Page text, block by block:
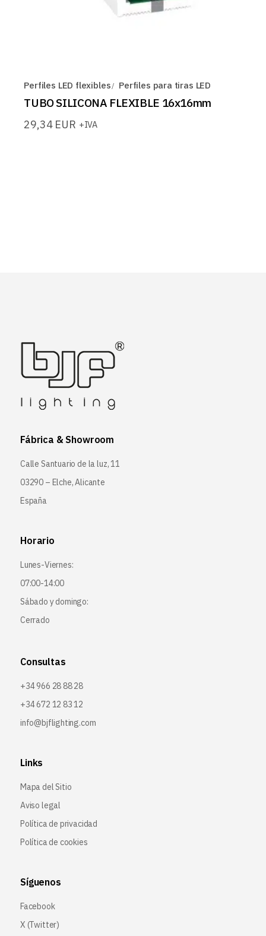
Perfiles LED flexibles Perfiles para tiras LED
TUBO SILICONA FLEXIBLE 16x16mm
29,34 EUR +IVA
Fábrica & Showroom
Calle Santuario de la luz, 11
03290 – Elche, Alicante
España
Horario
Lunes-Viernes:
07:00-14:00
Sábado y domingo:
Cerrado
Consultas
+34 966 28 88 28
+34 672 12 83 12
info@bjflighting.com
Links
Mapa del Sitio
Aviso legal
Política de privacidad
Política de cookies
Síguenos
Facebook
X (Twitter)